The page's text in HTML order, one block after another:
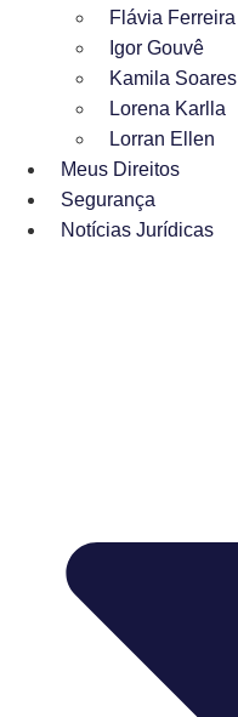
Flávia Ferreira
Igor Gouvê
Kamila Soares
Lorena Karlla
Lorran Ellen
Meus Direitos
Segurança
Notícias Jurídicas